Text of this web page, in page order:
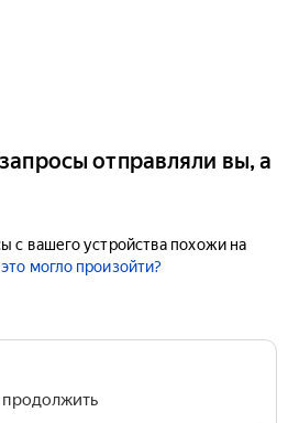
отправляли вы, а
с вашего устройства похожи на
могло произойти?